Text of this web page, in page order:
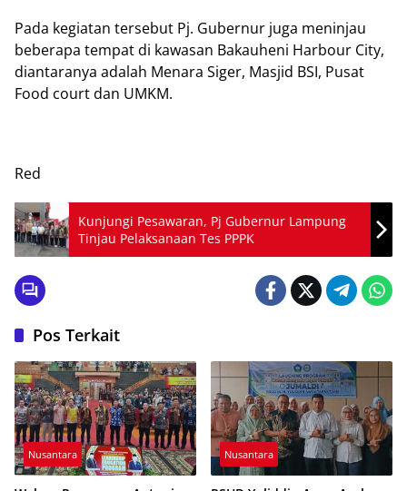
Pada kegiatan tersebut Pj. Gubernur juga meninjau
beberapa tempat di kawasan Bakauheni Harbour City,
diantaranya adalah Menara Siger, Masjid BSI, Pusat
Food court dan UMKM.
Red
Kunjungi Pesawaran, Pj Gubernur Lampung
Tinjau Pelaksanaan Tes PPPK
Pos Terkait
Nusantara Nusantara